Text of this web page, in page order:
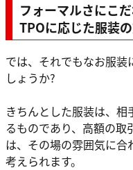
フォーマルさにこ
TPOに応じた服装
では、それでもなお服
しょうか?
きちんとした服装は、
るものであり、高額の取
は、その場の雰囲気に合
考えられます。